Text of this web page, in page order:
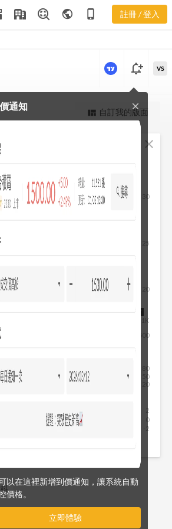
public phone_iphone 註冊 / 登入
更強大的進階價量圖表
notification_add
通知
以在這裡新增到價通知，讓系統自動
價格。
立即體驗
close
VS
view_quilt 自訂我的版面
close
20
25
30
2026/08/07
500
1K
20
50
80
-2
0
2